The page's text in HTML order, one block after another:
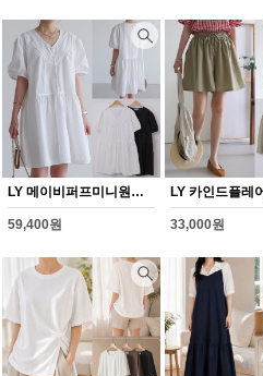
LY 메이비퍼프미니원피스(Y364H608)
59,400원 33,000원